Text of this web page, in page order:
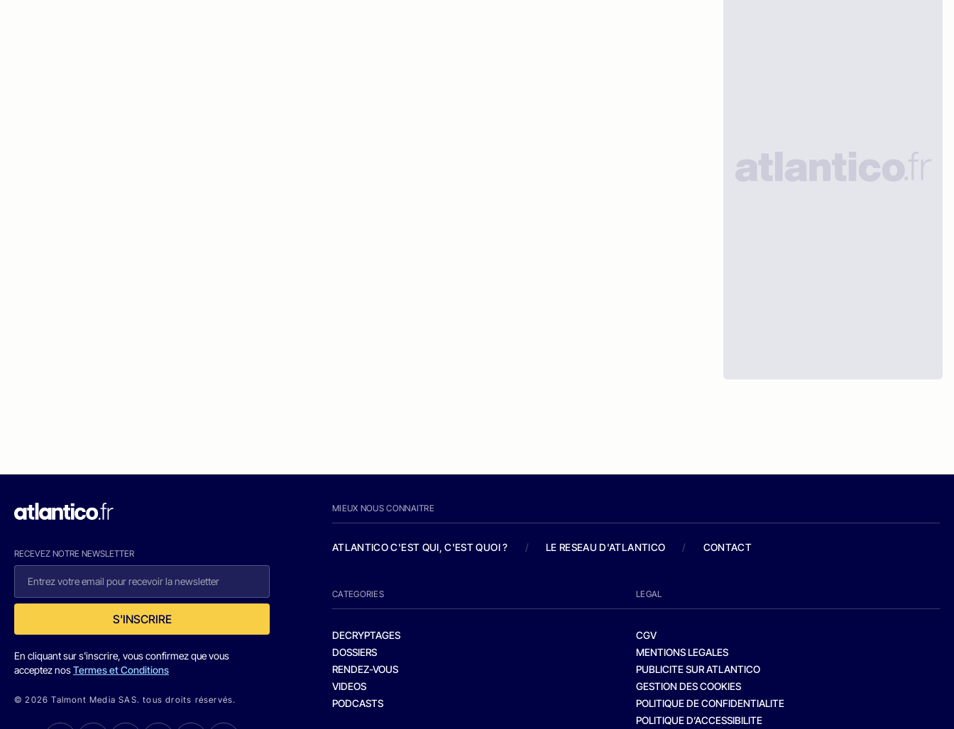
RECEVEZ NOTRE NEWSLETTER
S'INSCRIRE
En cliquant sur s'inscrire, vous confirmez que vous
acceptez nosTermes et Conditions
© 2026 Talmont Media SAS. tous droits réservés.
MIEUX NOUS CONNAITRE
ATLANTICO C'EST QUI, C'EST QUOI ? / LE RESEAU D'ATLANTICO / CONTACT
CATEGORIES
DECRYPTAGES
DOSSIERS
RENDEZ-VOUS
VIDEOS
PODCASTS
LEGAL
CGV
MENTIONS LEGALES
PUBLICITE SUR ATLANTICO
GESTION DES COOKIES
POLITIQUE DE CONFIDENTIALITE
POLITIQUE D’ACCESSIBILITE